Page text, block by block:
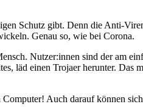
Schutz gibt. Denn die Anti-
Genau so, wie bei Corona.
Nutzer:innen sind der am
läd einen Trojaer herunter. Das
Auch darauf können